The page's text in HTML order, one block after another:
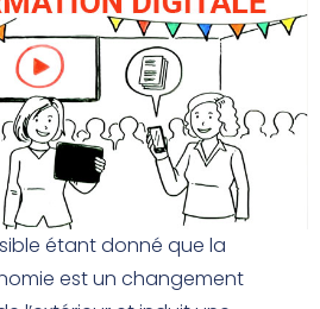
étant donné que la
est un changement